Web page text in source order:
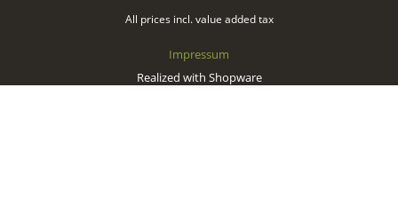
All prices incl. value added tax
Impressum
Realized with Shopware